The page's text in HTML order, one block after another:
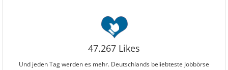
47.267 Likes
Und jeden Tag werden es mehr. Deutschlands beliebteste Jobbörse